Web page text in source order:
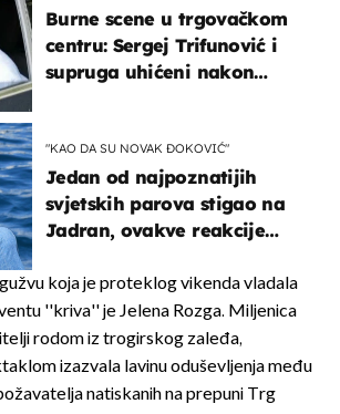
Burne scene u trgovačkom
centru: Sergej Trifunović i
supruga uhićeni nakon
"KAO DA SU NOVAK ĐOKOVIĆ"
Jedan od najpoznatijih
svjetskih parova stigao na
Jadran, ovakve reakcije
koja je proteklog vikenda vladala
''kriva'' je Jelena Rozga. Miljenica
rodom iz trogirskog zaleđa,
izazvala lavinu oduševljenja među
natiskanih na prepuni Trg